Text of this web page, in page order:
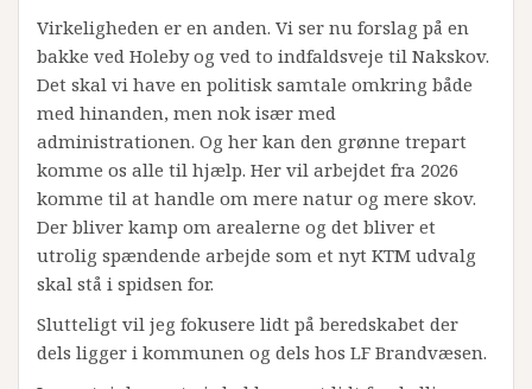
Virkeligheden er en anden. Vi ser nu forslag på en
bakke ved Holeby og ved to indfaldsveje til Nakskov.
Det skal vi have en politisk samtale omkring både
med hinanden, men nok især med
administrationen. Og her kan den grønne trepart
komme os alle til hjælp. Her vil arbejdet fra 2026
komme til at handle om mere natur og mere skov.
Der bliver kamp om arealerne og det bliver et
utrolig spændende arbejde som et nyt KTM udvalg
skal stå i spidsen for.
Slutteligt vil jeg fokusere lidt på beredskabet der
dels ligger i kommunen og dels hos LF Brandvæsen.